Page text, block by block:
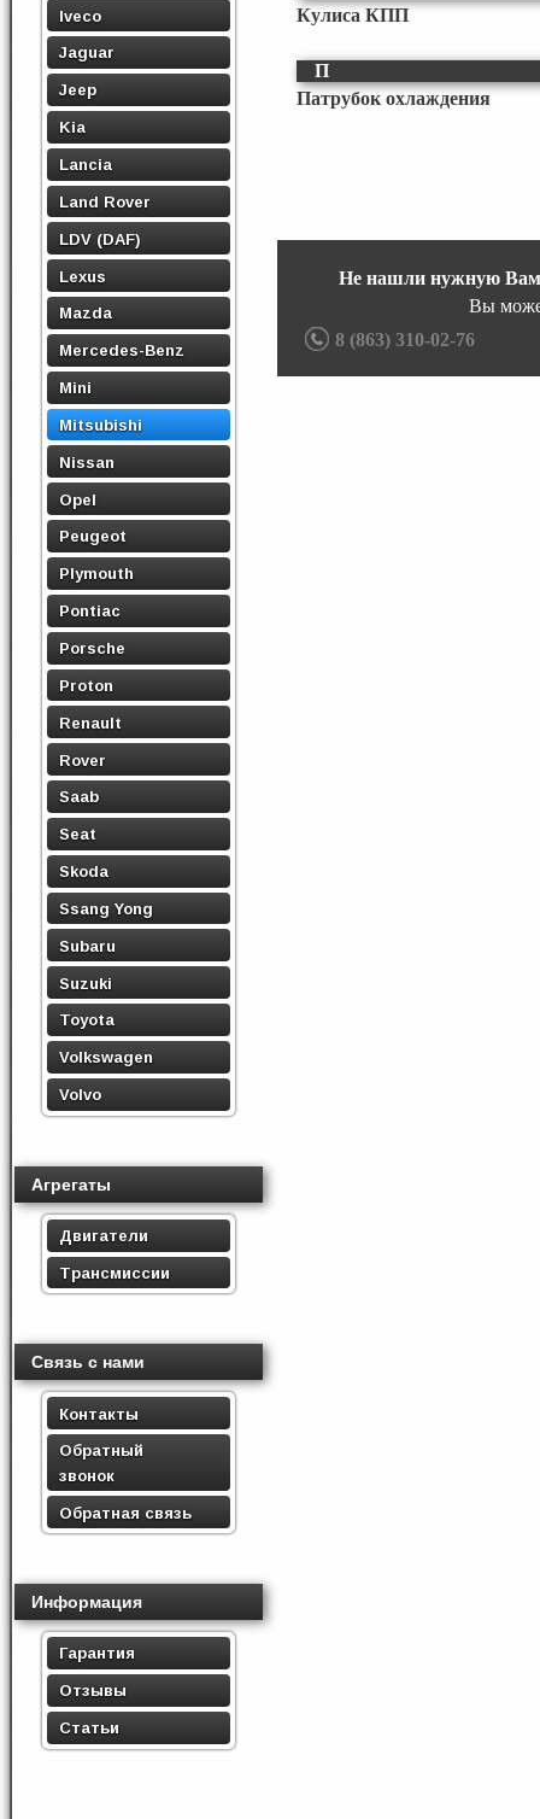
Iveco
Jaguar
Jeep
Kia
Lancia
Land Rover
LDV (DAF)
Lexus
Mazda
Mercedes-Benz
Mini
Mitsubishi
Nissan
Opel
Peugeot
Plymouth
Pontiac
Porsche
Proton
Renault
Rover
Saab
Seat
Skoda
Ssang Yong
Subaru
Suzuki
Toyota
Volkswagen
Volvo
Агрегаты
Двигатели
Трансмиссии
Связь с нами
Контакты
Обратный
звонок
Обратная связь
Информация
Гарантия
Отзывы
Статьи
Кулиса КПП
П
Патрубок охлаждения
Не нашли нужную Вам
Вы
8 (863) 310-02-76